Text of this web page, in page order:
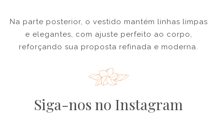
Na parte posterior, o vestido mantém linhas limpas
e elegantes, com ajuste perfeito ao corpo,
reforçando sua proposta refinada e moderna.
Siga-nos no Instagram